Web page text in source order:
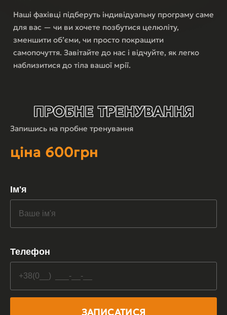
Наші фахівці підберуть індивідуальну програму саме
для вас — чи ви хочете позбутися целюліту,
зменшити об’єми, чи просто покращити
самопочуття. Завітайте до нас і відчуйте, як легко
наблизитися до тіла вашої мрії.
ПРОБНЕ ТРЕНУВАННЯ
Запишись на пробне тренування
ціна 600грн
Ім'я
Телефон